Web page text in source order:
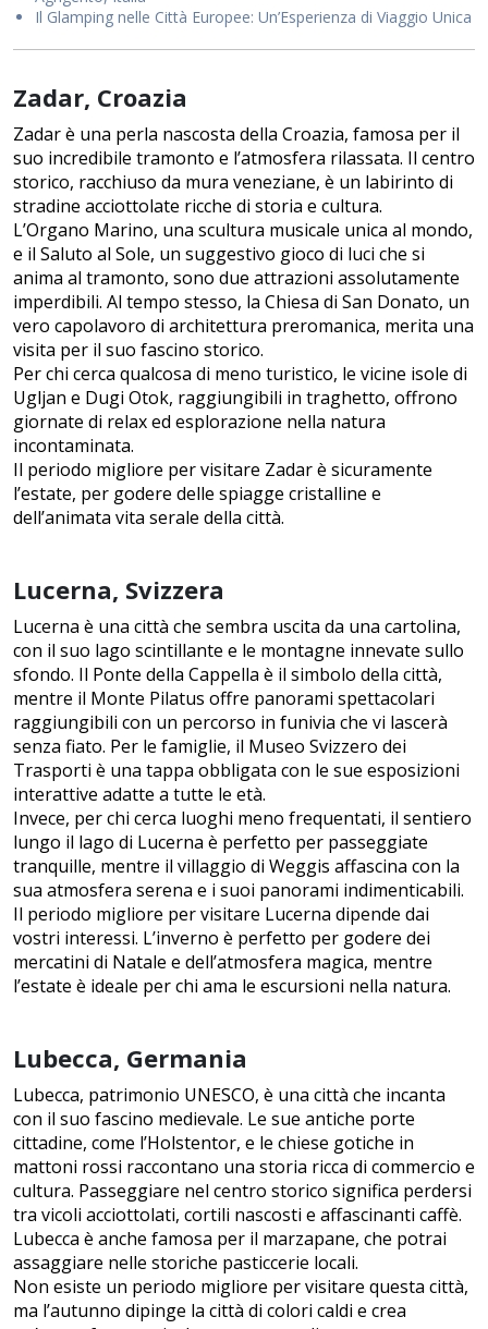
Il Glamping nelle Città Europee: Un’Esperienza di Viaggio Unica
Zadar, Croazia
Zadar è una perla nascosta della Croazia, famosa per il
suo incredibile tramonto e l’atmosfera rilassata. Il centro
storico, racchiuso da mura veneziane, è un labirinto di
stradine acciottolate ricche di storia e cultura.
L’Organo Marino, una scultura musicale unica al mondo,
e il Saluto al Sole, un suggestivo gioco di luci che si
anima al tramonto, sono due attrazioni assolutamente
imperdibili. Al tempo stesso, la Chiesa di San Donato, un
vero capolavoro di architettura preromanica, merita una
visita per il suo fascino storico.
Per chi cerca qualcosa di meno turistico, le vicine isole di
Ugljan e Dugi Otok, raggiungibili in traghetto, offrono
giornate di relax ed esplorazione nella natura
incontaminata.
Il periodo migliore per visitare Zadar è sicuramente
l’estate, per godere delle spiagge cristalline e
dell’animata vita serale della città.
Lucerna, Svizzera
Lucerna è una città che sembra uscita da una cartolina,
con il suo lago scintillante e le montagne innevate sullo
sfondo. Il Ponte della Cappella è il simbolo della città,
mentre il Monte Pilatus offre panorami spettacolari
raggiungibili con un percorso in funivia che vi lascerà
senza fiato. Per le famiglie, il Museo Svizzero dei
Trasporti è una tappa obbligata con le sue esposizioni
interattive adatte a tutte le età.
Invece, per chi cerca luoghi meno frequentati, il sentiero
lungo il lago di Lucerna è perfetto per passeggiate
tranquille, mentre il villaggio di Weggis affascina con la
sua atmosfera serena e i suoi panorami indimenticabili.
Il periodo migliore per visitare Lucerna dipende dai
vostri interessi. L’inverno è perfetto per godere dei
mercatini di Natale e dell’atmosfera magica, mentre
l’estate è ideale per chi ama le escursioni nella natura.
Lubecca, Germania
Lubecca, patrimonio UNESCO, è una città che incanta
con il suo fascino medievale. Le sue antiche porte
cittadine, come l’Holstentor, e le chiese gotiche in
mattoni rossi raccontano una storia ricca di commercio e
cultura. Passeggiare nel centro storico significa perdersi
tra vicoli acciottolati, cortili nascosti e affascinanti caffè.
Lubecca è anche famosa per il marzapane, che potrai
assaggiare nelle storiche pasticcerie locali.
Non esiste un periodo migliore per visitare questa città,
ma l’autunno dipinge la città di colori caldi e crea